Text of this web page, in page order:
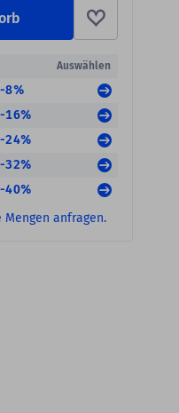
Auswählen
-8%
-16%
-24%
-32%
-40%
Mengen anfragen.